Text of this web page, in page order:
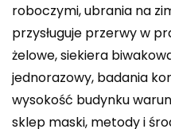
roboczymi, ubrania na
przysługuje przerwy w
żelowe, siekiera
jednorazowy, badania
wysokość budynku
sklep maski, metody i